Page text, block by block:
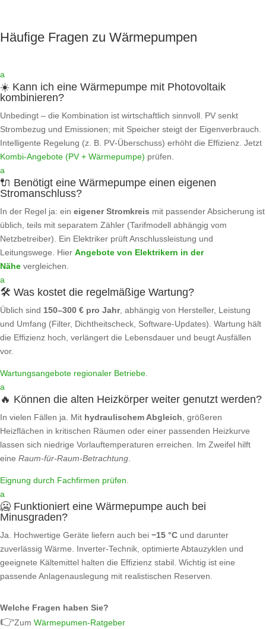
Häufige Fragen zu Wärmepumpen
a
☀️ Kann ich eine Wärmepumpe mit Photovoltaik
kombinieren?
Unbedingt – die Kombination ist wirtschaftlich sinnvoll. PV senkt
Strombezug und Emissionen; mit Speicher steigt der Eigenverbrauch.
Intelligente Regelung (z. B. PV‑Überschuss) erhöht die Effizienz. Jetzt
Kombi‑Angebote (PV + Wärmepumpe) prüfen.
a
🔌 Benötigt eine Wärmepumpe einen eigenen
Stromanschluss?
In der Regel ja: ein eigener Stromkreis mit passender Absicherung ist
üblich, teils mit separatem Zähler (Tarifmodell abhängig vom
Netzbetreiber). Ein Elektriker prüft Anschlussleistung und
Leitungswege. Hier Angebote von Elektrikern in der
Nähe vergleichen.
a
🛠️ Was kostet die regelmäßige Wartung?
Üblich sind 150–300 € pro Jahr, abhängig von Hersteller, Leistung
und Umfang (Filter, Dichtheitscheck, Software‑Updates). Wartung hält
die Effizienz hoch, verlängert die Lebensdauer und beugt Ausfällen
vor.
Wartungsangebote regionaler Betriebe.
a
🔥 Können die alten Heizkörper weiter genutzt werden?
In vielen Fällen ja. Mit hydraulischem Abgleich, größeren
Heizflächen in kritischen Räumen oder einer passenden Heizkurve
lassen sich niedrige Vorlauftemperaturen erreichen. Im Zweifel hilft
eine Raum‑für‑Raum‑Betrachtung.
Eignung durch Fachfirmen prüfen.
a
🥶 Funktioniert eine Wärmepumpe auch bei
Minusgraden?
Ja. Hochwertige Geräte liefern auch bei −15 °C und darunter
zuverlässig Wärme. Inverter‑Technik, optimierte Abtauzyklen und
geeignete Kältemittel halten die Effizienz stabil. Wichtig ist eine
passende Anlagenauslegung mit realistischen Reserven.
Welche Fragen haben Sie?
👉Zum Wärmepumen-Ratgeber